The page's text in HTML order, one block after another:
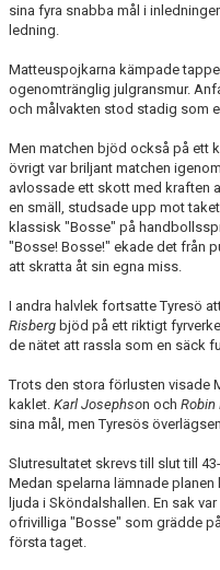
sina fyra snabba mål i
ledning.
Matteuspojkarna kämpade
ogenomtränglig julgransmur.
och målvakten stod stadig som
Men matchen bjöd också på ett
övrigt var briljant matchen
avlossade ett skott med kraften
en smäll, studsade upp mot
klassisk "Bosse" på
"Bosse! Bosse!" ekade det från
att skratta åt sin egna miss.
I andra halvlek fortsatte Tyresö
Risberg bjöd på ett riktigt
de nätet att rassla som en säck
Trots den stora förlusten visade
kaklet. Karl Josephson och Robin
sina mål, men Tyresös
Slutresultatet skrevs till slut till
Medan spelarna lämnade
ljuda i Sköndalshallen. En sak
ofrivilliga "Bosse" som grädde
första taget.